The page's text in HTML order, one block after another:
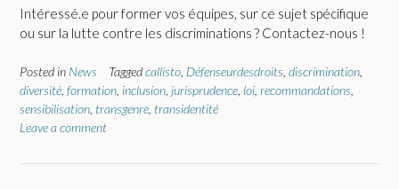
Intéressé.e pour former vos équipes, sur ce sujet spécifique
ou sur la lutte contre les discriminations ? Contactez-nous !
Posted in News Taggedcallisto Défenseurdesdroits discrimination
diversité formation inclusion jurisprudence loi recommandations
sensibilisation transgenre transidentité
Leave a comment